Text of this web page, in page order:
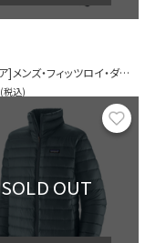
[パタゴニア]メンズ・フィッツロイ・ダウン・ジャケット
(税込)
SOLD OUT